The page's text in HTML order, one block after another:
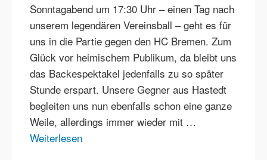
Sonntagabend um 17:30 Uhr – einen Tag nach
unserem legendären Vereinsball – geht es für
uns in die Partie gegen den HC Bremen. Zum
Glück vor heimischem Publikum, da bleibt uns
das Backespektakel jedenfalls zu so später
Stunde erspart. Unsere Gegner aus Hastedt
begleiten uns nun ebenfalls schon eine ganze
Weile, allerdings immer wieder mit …
Weiterlesen